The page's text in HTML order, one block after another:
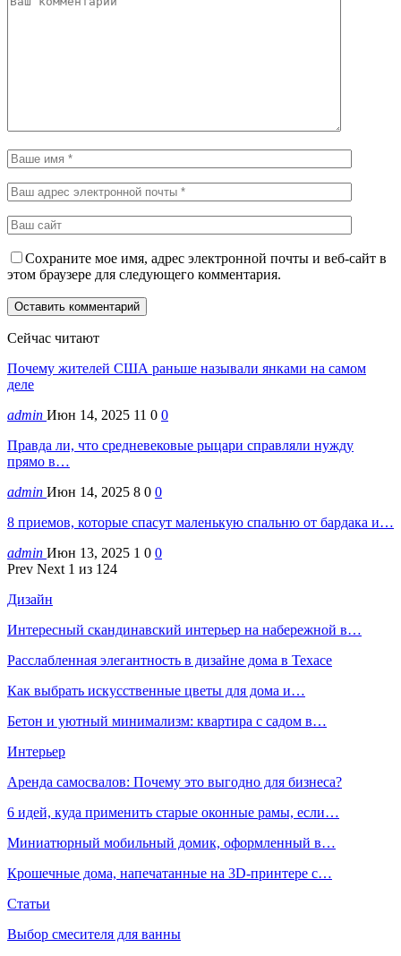
Сохраните мое имя, адрес электронной почты и веб-сайт в
этом браузере для следующего комментария.
Сейчас читают
Почему жителей США раньше называли янками на самом
деле
admin Июн 14, 2025 11 0 0
Правда ли, что средневековые рыцари справляли нужду
прямо в…
admin Июн 14, 2025 8 0 0
8 приемов, которые спасут маленькую спальню от бардака и…
admin Июн 13, 2025 1 0 0
Prev Next 1 из 124
Дизайн
Интересный скандинавский интерьер на набережной в…
Расслабленная элегантность в дизайне дома в Техасе
Как выбрать искусственные цветы для дома и…
Бетон и уютный минимализм: квартира с садом в…
Интерьер
Аренда самосвалов: Почему это выгодно для бизнеса?
6 идей, куда применить старые оконные рамы, если…
Миниатюрный мобильный домик, оформленный в…
Крошечные дома, напечатанные на 3D-принтере с…
Статьи
Выбор смесителя для ванны